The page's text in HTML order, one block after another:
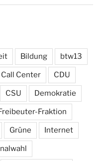
Bildung btw13
Call Center CDU
CSU Demokratie
Fraktion
Grüne Internet